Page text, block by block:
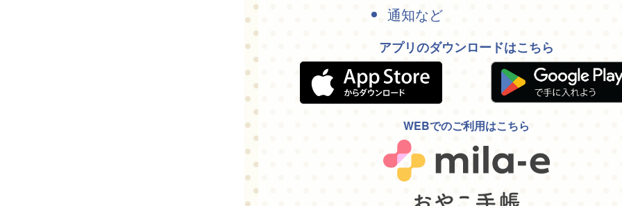
通知など
アプリのダウンロードはこちら
WEBでのご利用はこちら